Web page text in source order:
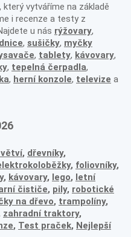
který vytváříme na základě
i recenze a testy z
u nás rýžovary,
, sušičky, myčky
, tablety, kávovary,
, tepelná čerpadla,
, herní konzole, televize a
, dřevníky,
, foliovníky,
, kávovary, lego, letní
čističe, pily, robotické
na dřevo, trampolíny,
zahradní traktory,
, Test praček, Nejlepší